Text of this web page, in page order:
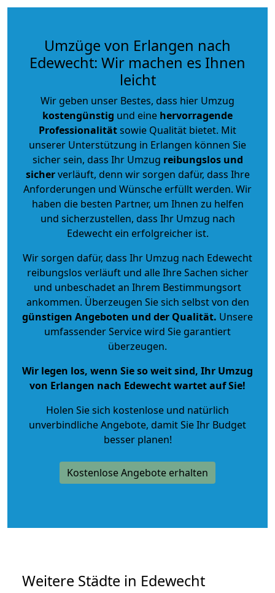
Umzüge von Erlangen nach
Edewecht: Wir machen es Ihnen
leicht
Wir geben unser Bestes, dass hier Umzug
kostengünstig und eine hervorragende
Professionalitätsowie Qualität bietet. Mit
unserer Unterstützung in Erlangen können Sie
sicher sein, dass Ihr Umzug reibungslos und
sicherverläuft, denn wir sorgen dafür, dass Ihre
Anforderungen und Wünsche erfüllt werden. Wir
haben die besten Partner, um Ihnen zu helfen
und sicherzustellen, dass Ihr Umzug nach
Edewecht ein erfolgreicher ist.
Wir sorgen dafür, dass Ihr Umzug nach Edewecht
reibungslos verläuft und alle Ihre Sachen sicher
und unbeschadet an Ihrem Bestimmungsort
ankommen. Überzeugen Sie sich selbst von den
günstigen Angeboten und der Qualität. Unsere
umfassender Service wird Sie garantiert
überzeugen.
Wir legen los, wenn Sie so weit sind, Ihr Umzug
von Erlangen nach Edewecht wartet auf Sie!
Holen Sie sich kostenlose und natürlich
unverbindliche Angebote, damit Sie Ihr Budget
besser planen!
Kostenlose Angebote erhalten
Weitere Städte in Edewecht